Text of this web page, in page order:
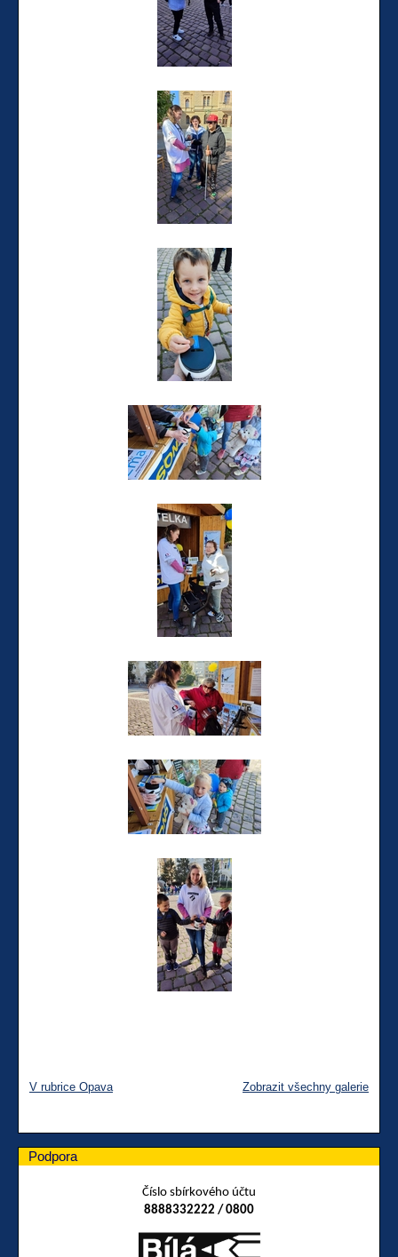
V rubrice Opava Zobrazit všechny galerie
Podpora
Číslo sbírkového účtu
8888332222 / 0800